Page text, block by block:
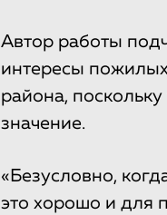
Автор работы
интересы
района,
значение.
«Безусловно,
это хорошо и для